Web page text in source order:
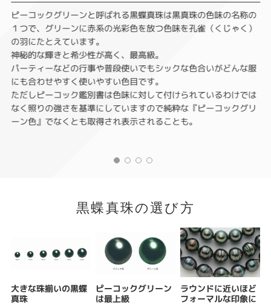
ピーコックグリーンと呼ばれる黒蝶真珠は黒真珠の色味の名称の
１つで、グリーンに赤系の光彩色を放つ色味を孔雀（くじゃく）
の羽にたとえています。
神秘的な輝きと希少性が高く、最高級。
パーティーなどの行事や普段使いでもシックな色合いがどんな服
にも合わせやすく使いやすい色目です。
ただしピーコック鑑別書は色味に対して付けられているわけでは
なく照りの強さを基準にしていますので純粋な『ピーコックグリ
ーン色』でなくとも取得され表示されることも。
黒蝶真珠の選び方
大きな珠揃いの黒蝶
真珠
ピーコックグリーン
は最上級
ラウンドに近いほど
フォーマルな印象に